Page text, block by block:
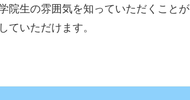
院生の雰囲気を知っていただくことが
ていただけます。